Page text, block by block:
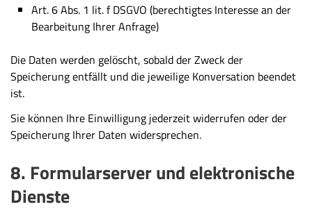
Art. 6 Abs. 1 lit. f DSGVO (berechtigtes Interesse an der
Bearbeitung Ihrer Anfrage)
Die Daten werden gelöscht, sobald der Zweck der
Speicherung entfällt und die jeweilige Konversation beendet
ist.
Sie können Ihre Einwilligung jederzeit widerrufen oder der
Speicherung Ihrer Daten widersprechen.
8. Formularserver und elektronische
Dienste